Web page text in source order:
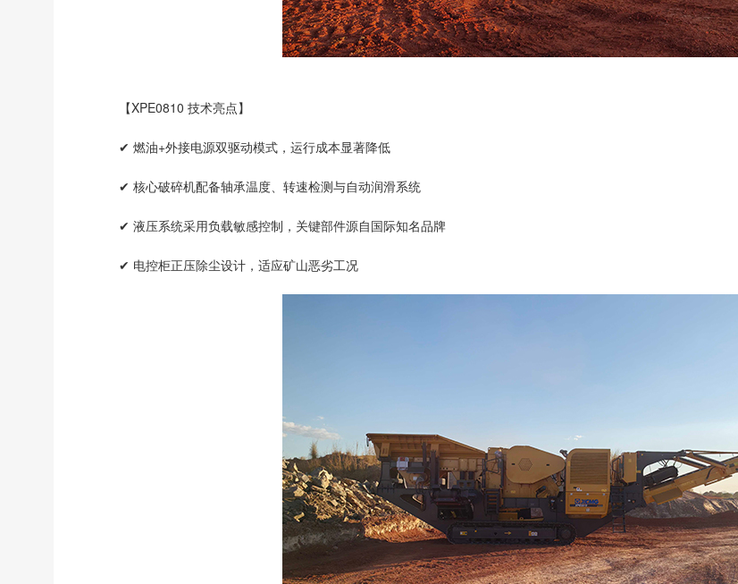
【XPE0810 技术亮点】
✔ 燃油+外接电源双驱动模式，运行成本显著降低
✔ 核心破碎机配备轴承温度、转速检测与自动润滑系统
✔ 液压系统采用负载敏感控制，关键部件源自国际知名品牌
✔ 电控柜正压除尘设计，适应矿山恶劣工况